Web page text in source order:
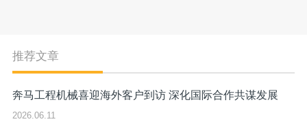
推荐文章
奔马工程机械喜迎海外客户到访 深化国际合作共谋发展
2026.06.11